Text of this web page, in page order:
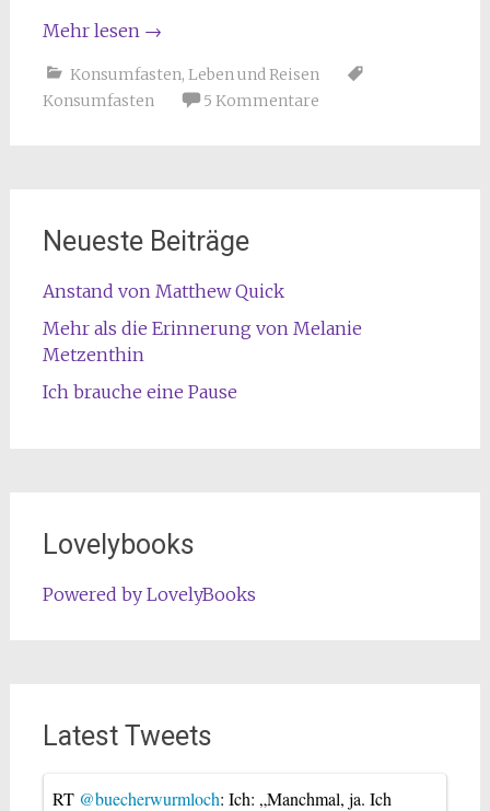
Mehr lesen →
Konsumfasten, Leben und Reisen
Konsumfasten
5 Kommentare
Neueste Beiträge
Anstand von Matthew Quick
Mehr als die Erinnerung von Melanie
Metzenthin
Ich brauche eine Pause
Lovelybooks
Powered by LovelyBooks
Latest Tweets
RT @buecherwurmloch: Ich: „Manchmal, ja. Ich